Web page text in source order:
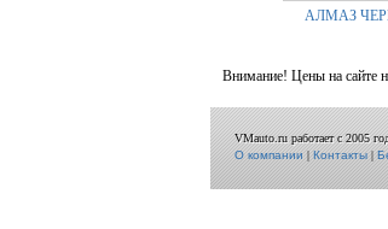
АЛМАЗ
Внимание! Цены на сайте
VMauto.ru работает с 2005
О компании|Контакты|